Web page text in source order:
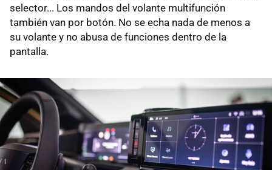
selector... Los mandos del volante multifunción
también van por botón. No se echa nada de menos a
su volante y no abusa de funciones dentro de la
pantalla.